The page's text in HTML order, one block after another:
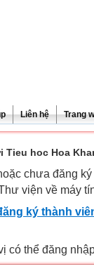
Liên hệ Trang
hoc Hoa
chưa đăng
viện về máy
ký thành
có thể đăng